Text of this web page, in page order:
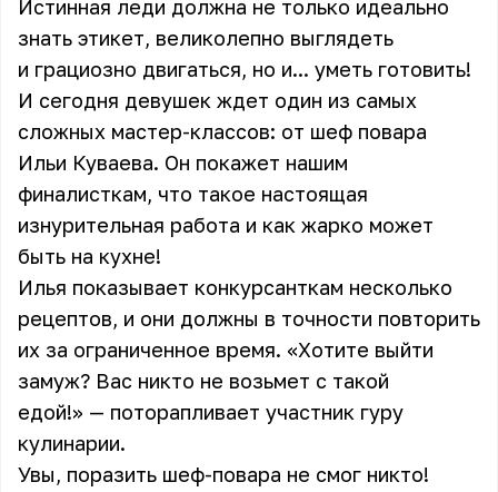
Истинная леди должна не только идеально
знать этикет, великолепно выглядеть
и грациозно двигаться, но и... уметь готовить!
И сегодня девушек ждет один из самых
сложных мастер-классов: от шеф повара
Ильи Куваева. Он покажет нашим
финалисткам, что такое настоящая
изнурительная работа и как жарко может
быть на кухне!
Илья показывает конкурсанткам несколько
рецептов, и они должны в точности повторить
их за ограниченное время. «Хотите выйти
замуж? Вас никто не возьмет с такой
едой!» — поторапливает участник гуру
кулинарии.
Увы, поразить шеф-повара не смог никто!